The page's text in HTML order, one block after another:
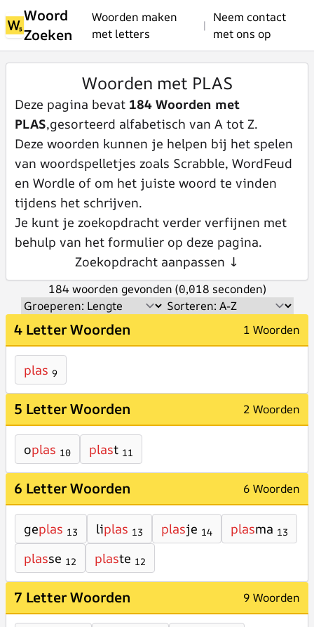
Woord
Zoeken
Woorden maken
met letters
|
Neem contact
met ons op
Woorden met PLAS
Deze pagina bevat 184 Woorden met
PLAS,gesorteerd alfabetisch van A tot Z.
Deze woorden kunnen je helpen bij het spelen
van woordspelletjes zoals Scrabble, WordFeud
en Wordle of om het juiste woord te vinden
tijdens het schrijven.
Je kunt je zoekopdracht verder verfijnen met
behulp van het formulier op deze pagina.
Zoekopdracht aanpassen ↓
184 woorden gevonden (0,018 seconden)
4 Letter Woorden 1 Woorden
plas 9
5 Letter Woorden 2 Woorden
oplas 10 plast 11
6 Letter Woorden 6 Woorden
geplas 13 liplas 13 plasje 14 plasma 13
plasse 12 plaste 12
7 Letter Woorden 9 Woorden